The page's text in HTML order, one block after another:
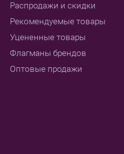
Распродажи и скидки
Рекомендуемые товары
Уцененные товары
Флагманы брендов
Оптовые продажи